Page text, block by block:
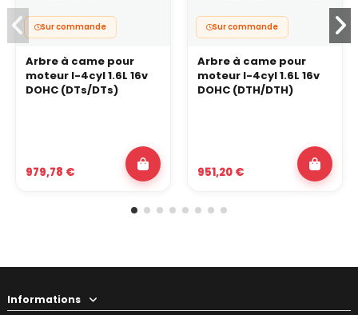
Sur commande
Arbre à came pour
moteur I-4cyl 1.6L 16v
DOHC (DTs/DTs)
979,78 €
Sur commande
Arbre à came pour
moteur I-4cyl 1.6L 16v
DOHC (DTH/DTH)
951,20 €
Informations